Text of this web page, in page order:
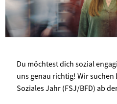
Du möchtest dich sozial
uns genau richtig! Wir
Soziales Jahr (FSJ/BFD) ab